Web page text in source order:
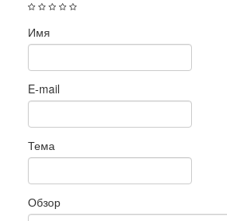
Имя
E-mail
Тема
Обзор